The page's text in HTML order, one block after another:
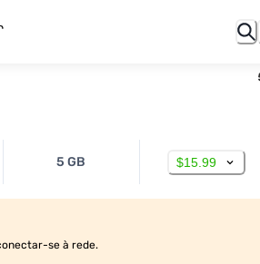
5 GB $15.99
se à rede.